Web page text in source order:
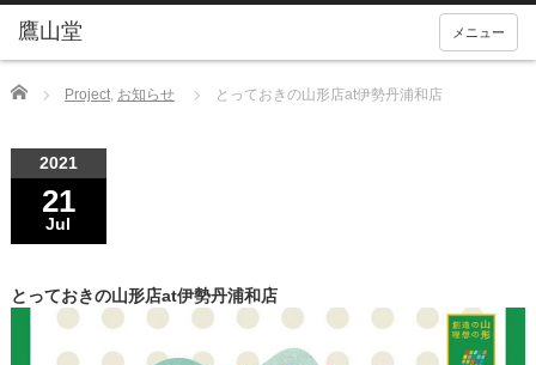
メニュー
Home Project, お知らせ とっておきの山形店at伊勢丹浦和店
2021
21
Jul
とっておきの山形店at伊勢丹浦和店